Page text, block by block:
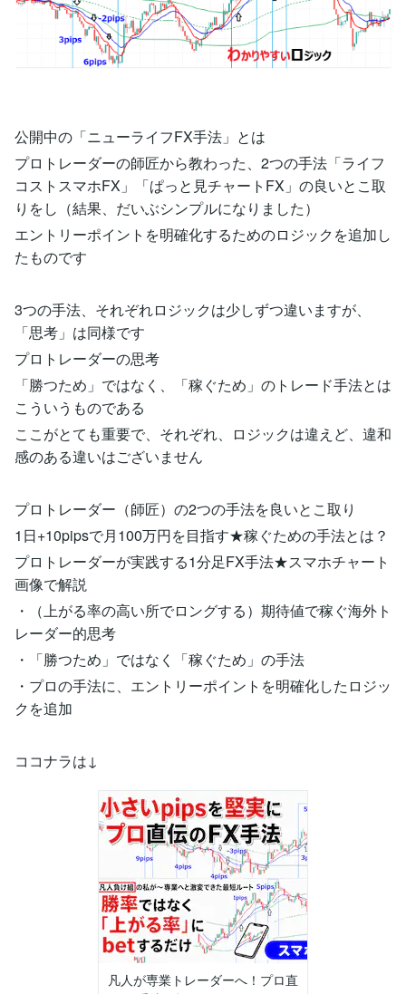
公開中の「ニューライフFX手法」とは
プロトレーダーの師匠から教わった、2つの手法「ライフ
コストスマホFX」「ぱっと見チャートFX」の良いとこ取
りをし（結果、だいぶシンプルになりました）
エントリーポイントを明確化するためのロジックを追加し
たものです
3つの手法、それぞれロジックは少しずつ違いますが、
「思考」は同様です
プロトレーダーの思考
「勝つため」ではなく、「稼ぐため」のトレード手法とは
こういうものである
ここがとても重要で、それぞれ、ロジックは違えど、違和
感のある違いはございません
プロトレーダー（師匠）の2つの手法を良いとこ取り
1日+10pipsで月100万円を目指す★稼ぐための手法とは？
プロトレーダーが実践する1分足FX手法★スマホチャート
画像で解説
・（上がる率の高い所でロングする）期待値で稼ぐ海外ト
レーダー的思考
・「勝つため」ではなく「稼ぐため」の手法
・プロの手法に、エントリーポイントを明確化したロジッ
クを追加
ココナラは↓
凡人が専業トレーダーへ！プロ直